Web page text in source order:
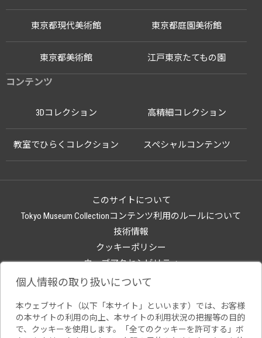
江戸東京たてもの園
東京都現代美術館 東京都庭園美術館
東京都美術館
コンテンツ
3Dコレクション 高精細コレクション
教室でひらくコレクション スペシャルコンテンツ
このサイトについて
Tokyo Museum Collectionコンテンツ利用のルールについて
技術情報
クッキーポリシー
ウェブアクセシビリティ
関連サイト
個人情報の取り扱いについて
本ウェブサイト（以下「本サイト」といいます）では、お客様
の本サイトの利用の向上、本サイトの利用状況の把握等の目的
で、クッキーを使用します。「全てのクッキーを許可する」ボ